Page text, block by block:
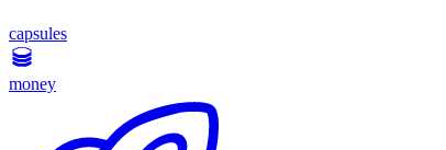
capsules
money